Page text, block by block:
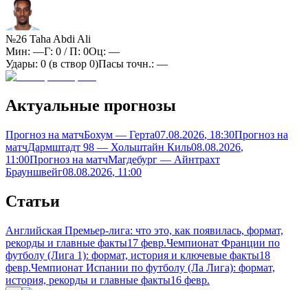
№26 Taha Abdi Ali
Мин: —Г: 0 / П: 0Оц: —
Удары: 0 (в створ 0)Пасы точн.: —
Актуальные прогнозы
Прогноз на матчБохум — Герта07.08.2026, 18:30Прогноз на
матчДармштадт 98 — Хольштайн Киль08.08.2026,
11:00Прогноз на матчМагдебург — Айнтрахт
Брауншвейг08.08.2026, 11:00
Статьи
Английская Премьер-лига: что это, как появилась, формат,
рекорды и главные факты17 февр.Чемпионат Франции по
футболу (Лига 1): формат, история и ключевые факты18
февр.Чемпионат Испании по футболу (Ла Лига): формат,
история, рекорды и главные факты16 февр.